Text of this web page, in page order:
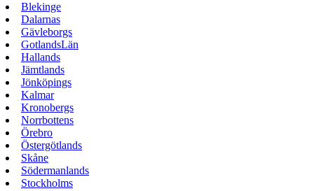
Blekinge
Dalarnas
Gävleborgs
GotlandsLän
Hallands
Jämtlands
Jönköpings
Kalmar
Kronobergs
Norrbottens
Örebro
Östergötlands
Skåne
Södermanlands
Stockholms